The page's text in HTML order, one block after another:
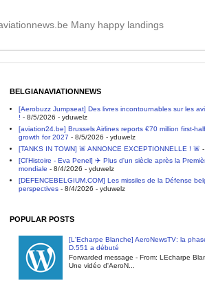
Many happy landings
BELGIANAVIATIONNEWS
[Aerobuzz Jumpseat] Des livres incontournables sur les
! - 8/5/2026 - yduwelz
[aviation24.be] Brussels Airlines reports €70 million first-
growth for 2027 - 8/5/2026 - yduwelz
[TANKS IN TOWN] 🚨 ANNONCE EXCEPTIONNELLE ! 🚨
[Cl'Histoire - Eva Penel] ✈️ Plus d'un siècle après la
mondiale - 8/4/2026 - yduwelz
[DEFENCEBELGIUM.COM] Les missiles de la Défense
perspectives- 8/4/2026 - yduwelz
POPULAR POSTS
[L'Echarpe Blanche] AeroNewsTV: la
D.551 a débuté
Forwarded message - From: LEcharpe
Une vidéo d'AeroN...